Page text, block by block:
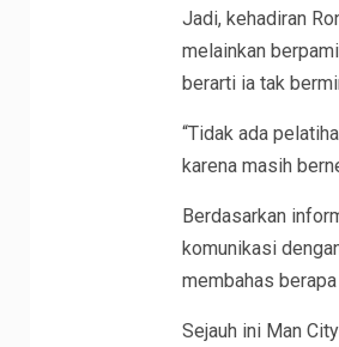
Jadi, kehadiran
melainkan
berarti ia tak
“Tidak ada
karena masih
Berdasarkan
komunikasi
membahas
Sejauh ini Man